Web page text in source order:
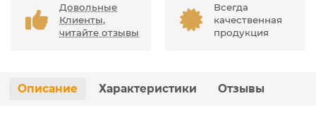
Довольные
Клиенты,
читайте отзывы
Всегда
качественная
продукция
Описание Характеристики Отзывы